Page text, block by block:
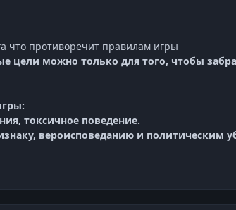
что противоречит правилам игры
цели можно только для того, чтобы
токсичное поведение.
вероисповеданию и политическим